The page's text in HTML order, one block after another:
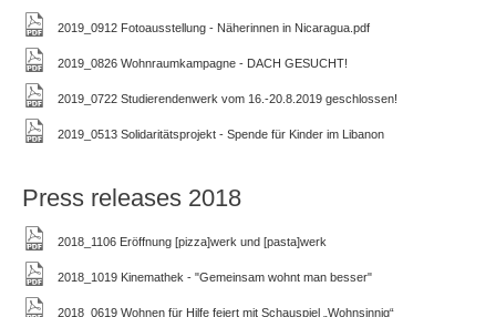
2019_0912 Fotoausstellung - Näherinnen in Nicaragua.pdf
2019_0826 Wohnraumkampagne - DACH GESUCHT!
2019_0722 Studierendenwerk vom 16.-20.8.2019 geschlossen!
2019_0513 Solidaritätsprojekt - Spende für Kinder im Libanon
Press releases 2018
2018_1106 Eröffnung [pizza]werk und [pasta]werk
2018_1019 Kinemathek - "Gemeinsam wohnt man besser"
2018_0619 Wohnen für Hilfe feiert mit Schauspiel „Wohnsinnig“